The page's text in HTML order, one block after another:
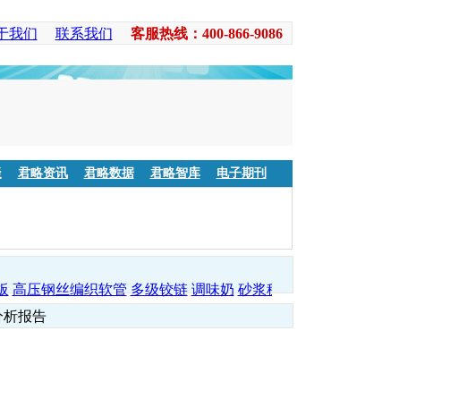
客服热线：400-866-9086
联系我们
我们
君略资讯 君略数据 君略智库 电子期刊
高压钢丝编织软管 多级铰链 调味奶 砂浆稠化粉
报告